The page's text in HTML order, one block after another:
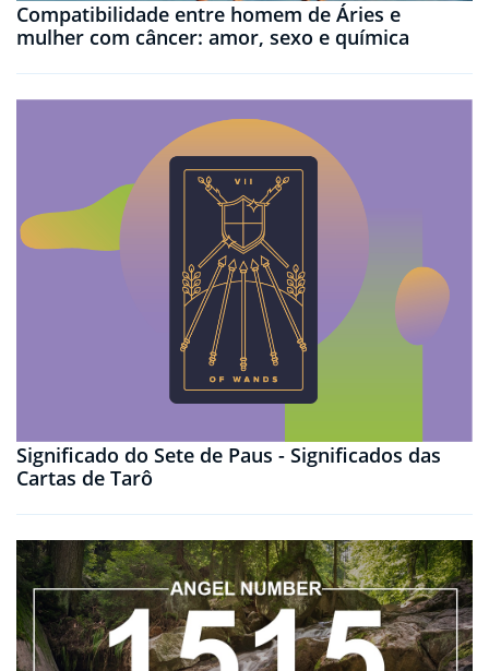
Compatibilidade entre homem de Áries e
mulher com câncer: amor, sexo e química
Significado do Sete de Paus - Significados das
Cartas de Tarô